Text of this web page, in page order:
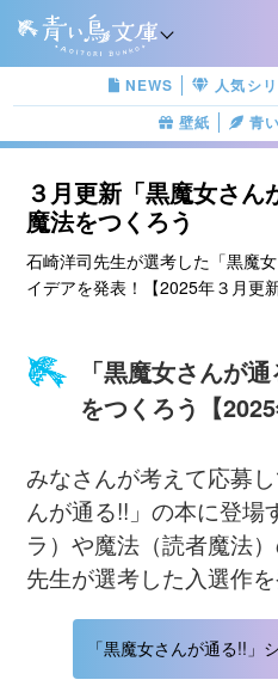
NEWS 人気シ
壁紙
青
３月更新「黒魔女さ
魔法をつくろう
石崎洋司先生が選考した「黒魔
イデアを発表！【2025年３月更新
「黒魔女さんが
をつくろう【
みなさんが考えて応募
んが通る!!」の本に登場
ラ）や魔法（読者魔法
先生が選考した入選作
「黒魔女さんが通る!!」